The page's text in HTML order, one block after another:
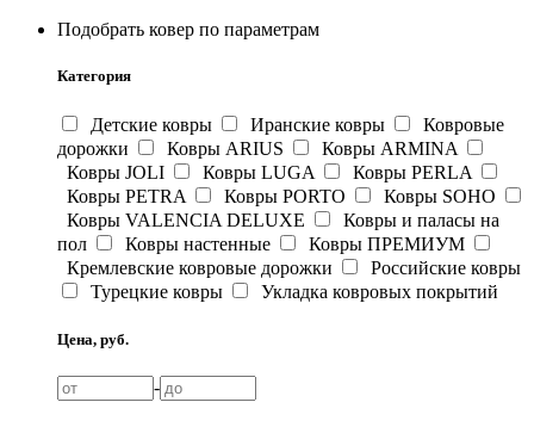
Подобрать ковер по параметрам
Категория
Детские ковры Иранские ковры
Ковровые
дорожки
Ковры ARIUS
Ковры ARMINA
Ковры JOLI
Ковры LUGA
Ковры PERLA
Ковры PETRA
Ковры PORTO
Ковры SOHO
Ковры VALENCIA DELUXE
Ковры и паласы на
пол
Ковры настенные
Ковры ПРЕМИУМ
Кремлевские ковровые дорожки
Российские ковры
Турецкие ковры
Укладка ковровых покрытий
Цена, руб.
-